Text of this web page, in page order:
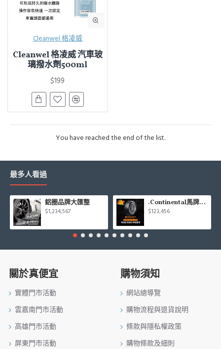
Cleanwel 格凌威
Cleanwel 格凌威 汽車玻
璃撥水劑500ml
$199
You have reached the end of the list.
最多人看過
鋁圈品牌大匯整
$1,234,567
.Continental馬牌CCK輪胎特價專區
$123,456
關於真便宜
實體門市活動
雲嘉南門市活動
高雄門市活動
屏東門市活動
購物須知
網站總導覽
購物流程與退貨說明
條款與隱私權政策
購物條款及細則